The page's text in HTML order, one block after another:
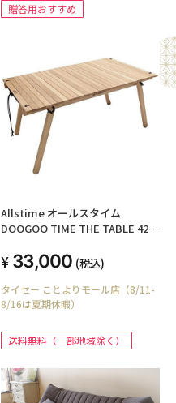
贈答用おすすめ
Allstime オールスタイム
DOOGOO TIME THE TABLE 420
ル420 オーク 2ndロット AT-
0011-52-2nd
33,000 (税込)
タイセー ことよりモール店（8/11-
8/16は夏期休暇）
送料無料（一部地域除く）